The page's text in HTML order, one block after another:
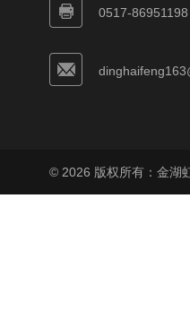
0517-86951198
© 2026 版权所有：金湖